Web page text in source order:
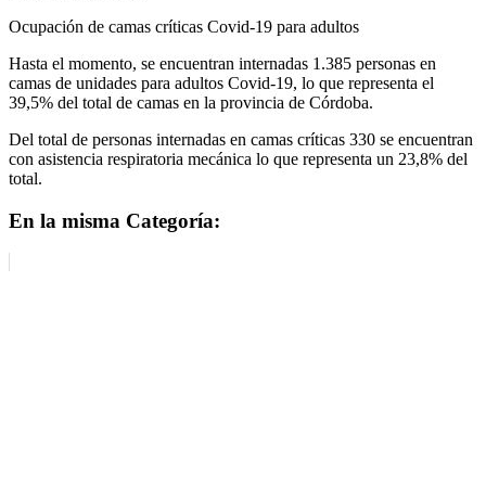
Ocupación de camas críticas Covid-19 para adultos
Hasta el momento, se encuentran internadas 1.385 personas en
camas de unidades para adultos Covid-19, lo que representa el
39,5% del total de camas en la provincia de Córdoba.
Del total de personas internadas en camas críticas 330 se encuentran
con asistencia respiratoria mecánica lo que representa un 23,8% del
total.
En la misma Categoría: